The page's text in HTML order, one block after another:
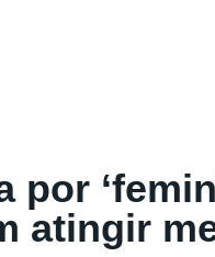
por
atingir